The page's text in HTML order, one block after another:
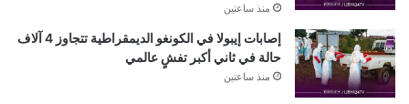
منذ ساعتين
إصابات إيبولا في الكونغو الديمقراطية تتجاوز 4 آلاف
حالة في ثاني أكبر تفشٍ عالمي
منذ ساعتين